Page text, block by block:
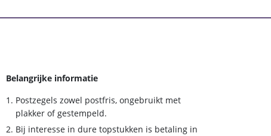
Belangrijke informatie
Postzegels zowel postfris, ongebruikt met
plakker of gestempeld.
Bij interesse in dure topstukken is betaling in